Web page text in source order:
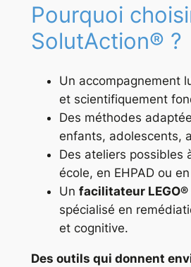
Pourquoi
SolutAction® ?
Un accompagnement
et scientifiquement
Des méthodes
enfants, adolescents,
Des ateliers possibles
école, en EHPAD ou
Un facilitateur LEGO®
spécialisé en
et cognitive.
Des outils qui donnent